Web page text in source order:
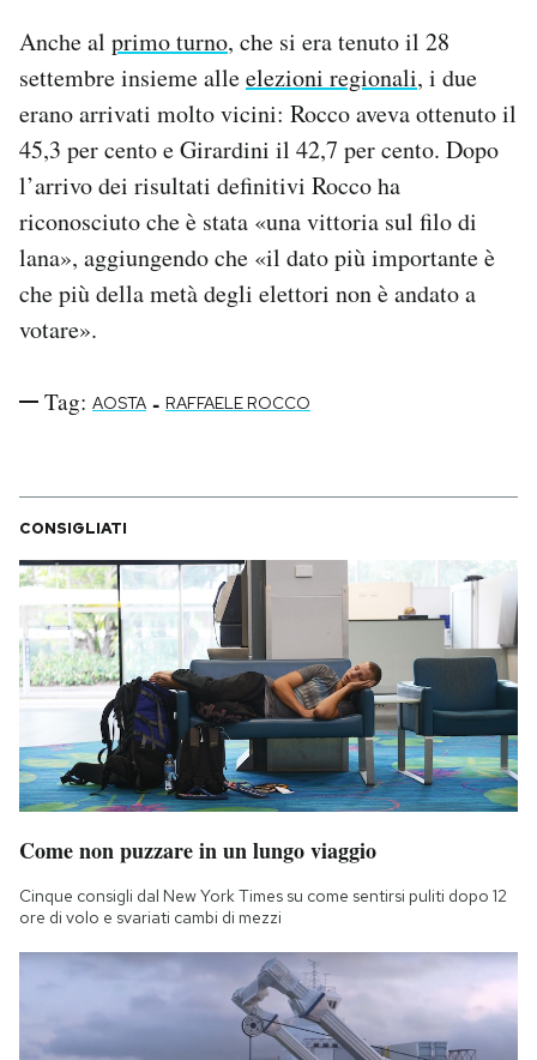
Regala il Post
Hai bisogno di aiuto?
Esci
Anche al primo turno, che si era tenuto il 28
settembre insieme alleelezioni regionali, i due
erano arrivati molto vicini: Rocco aveva ottenuto il
45,3 per cento e Girardini il 42,7 per cento. Dopo
l’arrivo dei risultati definitivi Rocco ha
riconosciuto che è stata «una vittoria sul filo di
lana», aggiungendo che «il dato più importante è
che più della metà degli elettori non è andato a
votare».
Tag: AOSTA - RAFFAELE ROCCO
CONSIGLIATI
Come non puzzare in un lungo viaggio
Cinque consigli dal New York Times su come sentirsi puliti dopo 12
ore di volo e svariati cambi di mezzi